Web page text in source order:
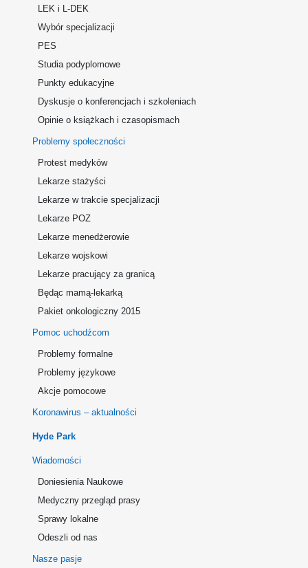
LEK i L-DEK
Wybór specjalizacji
PES
Studia podyplomowe
Punkty edukacyjne
Dyskusje o konferencjach i szkoleniach
Opinie o książkach i czasopismach
Problemy społeczności
Protest medyków
Lekarze stażyści
Lekarze w trakcie specjalizacji
Lekarze POZ
Lekarze menedżerowie
Lekarze wojskowi
Lekarze pracujący za granicą
Będąc mamą-lekarką
Pakiet onkologiczny 2015
Pomoc uchodźcom
Problemy formalne
Problemy językowe
Akcje pomocowe
Koronawirus – aktualności
Hyde Park
Wiadomości
Doniesienia Naukowe
Medyczny przegląd prasy
Sprawy lokalne
Odeszli od nas
Nasze pasje